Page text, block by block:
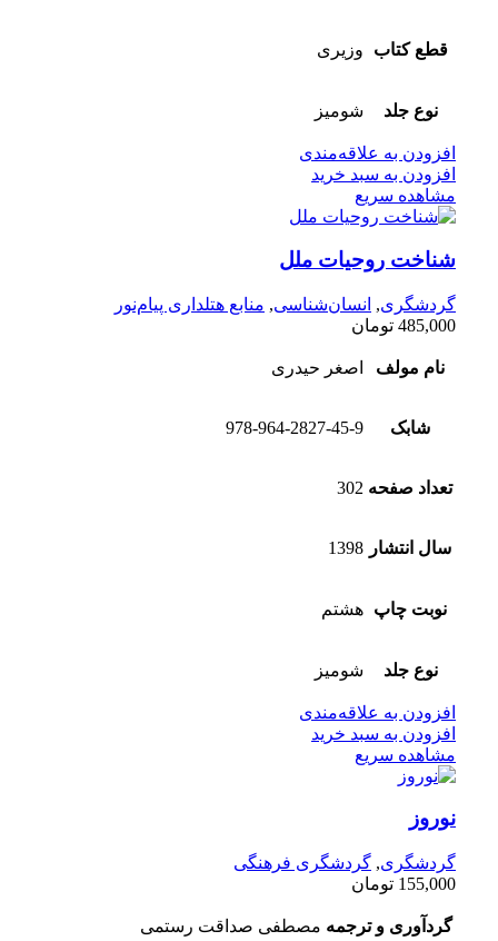
قطع کتاب وزیری
نوع جلد شومیز
افزودن به علاقه‌مندی
افزودن به سبد خرید
مشاهده سریع
شناخت روحیات ملل
گردشگری, انسان‌شناسی, منابع هتلداری پیام‌نور
485,000 تومان
نام مولف اصغر حیدری
شابک 978-964-2827-45-9
تعداد صفحه 302
سال انتشار 1398
نوبت چاپ هشتم
نوع جلد شومیز
افزودن به علاقه‌مندی
افزودن به سبد خرید
مشاهده سریع
نوروز
گردشگری, گردشگری فرهنگی
155,000 تومان
گردآوری و ترجمه مصطفی صداقت رستمی